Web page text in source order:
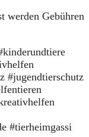
werden Gebühren
#jugendtierschutz
#tierheimgassi